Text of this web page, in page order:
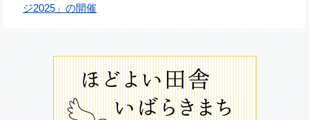
ジ2025」の開催